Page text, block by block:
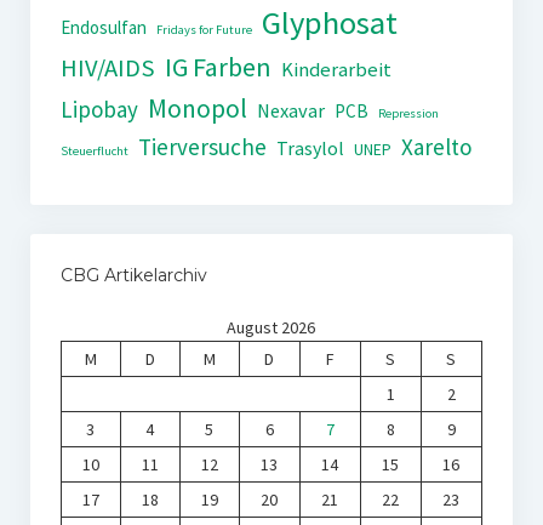
Endosulfan
Fridays for Future Glyphosat
HIV/AIDS IG Farben Kinderarbeit
Lipobay Monopol Nexavar PCB Repression
Steuerflucht Tierversuche Trasylol UNEP Xarelto
CBG Artikelarchiv
August 2026
M
D M D F S
S
1
2
3
4 5 6 7 8
9
10
11 12 13 14 15
16
17
18 19 20 21 22
23